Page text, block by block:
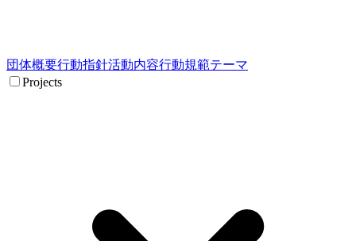
団体概要行動指針活動内容行動規範テーマ
Projects